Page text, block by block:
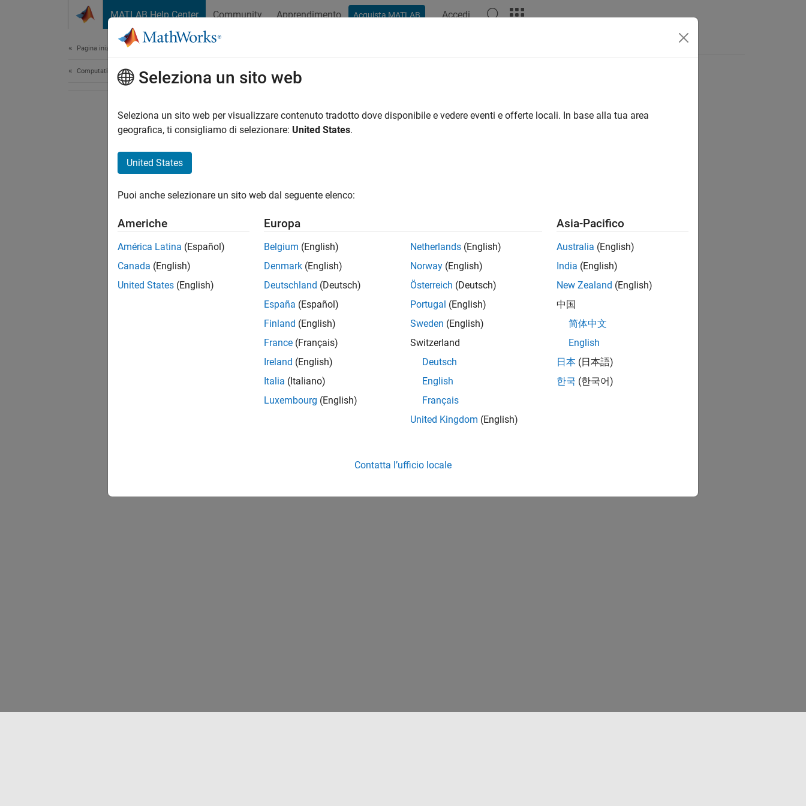
MATLAB Help Center Community Apprendimento Acquista MATLAB Accedi
Pagina iniziale della documentazione
Computational Finance
How useful was this information?
Seleziona un sito web
Seleziona un sito web per visualizzare contenuto tradotto dove disponibile e vedere eventi e offerte locali. In base alla tua area
geografica, ti consigliamo di selezionare: United States.
United States
Puoi anche selezionare un sito web dal seguente elenco:
Americhe
América Latina (Español)
Canada (English)
United States (English)
Europa
Belgium (English)
Denmark (English)
Deutschland (Deutsch)
España (Español)
Finland (English)
France (Français)
Ireland (English)
Italia (Italiano)
Luxembourg (English)
Netherlands (English)
Norway (English)
Österreich (Deutsch)
Portugal (English)
Sweden (English)
Switzerland
Deutsch
English
Français
United Kingdom (English)
Asia-Pacifico
Australia (English)
India (English)
New Zealand (English)
中国
简体中文
English
日本 (日本語)
한국 (한국어)
Contatta l’ufficio locale